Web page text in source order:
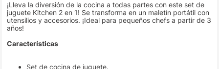
¡Lleva la diversión de la cocina a todas partes con este set de
juguete Kitchen 2 en 1! Se transforma en un maletín portátil con
utensilios y accesorios. ¡Ideal para pequeños chefs a partir de 3
años!
Características
Set de cocina de juguete.